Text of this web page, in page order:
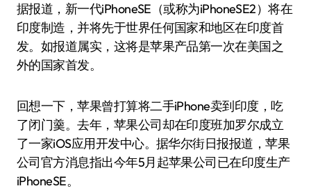
据报道，新一代iPhoneSE（或称为iPhoneSE2）将在
印度制造，并将先于世界任何国家和地区在印度首
发。如报道属实，这将是苹果产品第一次在美国之
外的国家首发。
回想一下，苹果曾打算将二手iPhone卖到印度，吃
了闭门羹。去年，苹果公司却在印度班加罗尔成立
了一家iOS应用开发中心。据华尔街日报报道，苹果
公司官方消息指出今年5月起苹果公司已在印度生产
iPhoneSE。